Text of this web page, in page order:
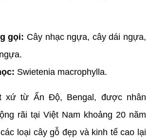
gọi: Cây nhạc ngựa, cây dái ngựa,
Swietenia macrophylla.
xứ từ Ấn Độ, Bengal, được nhân
rãi tại Việt Nam khoảng 20 năm
loại cây gỗ đẹp và kinh tế cao lại